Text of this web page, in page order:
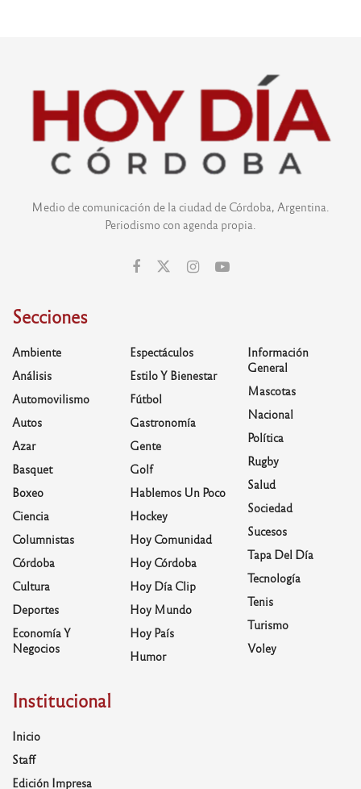
Medio de comunicación de la ciudad de Córdoba, Argentina.
Periodismo con agenda propia.
Secciones
Ambiente
Análisis
Automovilismo
Autos
Azar
Basquet
Boxeo
Ciencia
Columnistas
Córdoba
Cultura
Deportes
Economía Y
Negocios
Espectáculos
Estilo Y Bienestar
Fútbol
Gastronomía
Gente
Golf
Hablemos Un Poco
Hockey
Hoy Comunidad
Hoy Córdoba
Hoy Día Clip
Hoy Mundo
Hoy País
Humor
Información
General
Mascotas
Nacional
Política
Rugby
Salud
Sociedad
Sucesos
Tapa Del Día
Tecnología
Tenis
Turismo
Voley
Institucional
Inicio
Staff
Edición Impresa